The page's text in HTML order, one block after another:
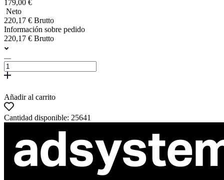
179,00 €
Neto
220,17 € Brutto
Información sobre pedido
220,17 € Brutto
Añadir al carrito
Cantidad disponible: 25641